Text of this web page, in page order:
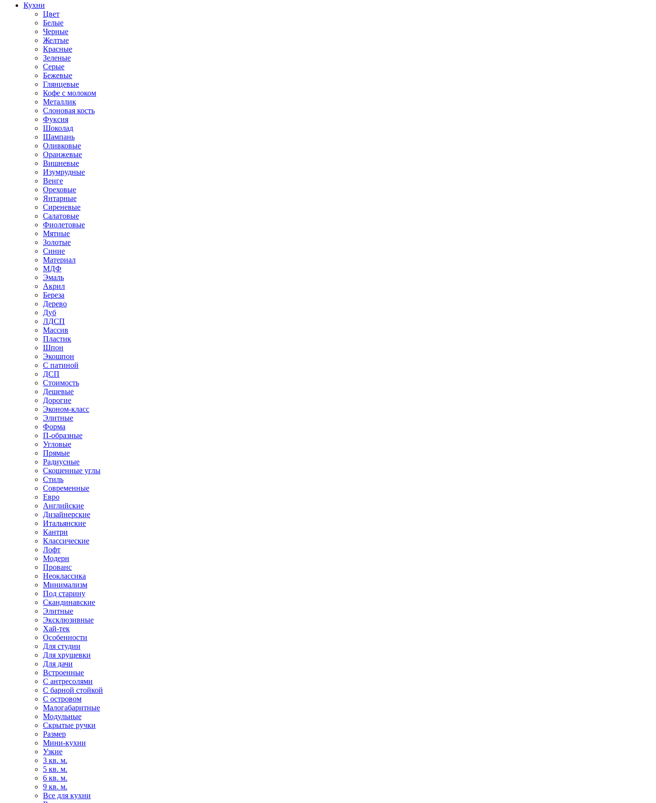
Кухни
Цвет
Белые
Черные
Желтые
Красные
Зеленые
Серые
Бежевые
Глянцевые
Кофе с молоком
Металлик
Слоновая кость
Фуксия
Шоколад
Шампань
Оливковые
Оранжевые
Вишневые
Изумрудные
Венге
Ореховые
Янтарные
Сиреневые
Салатовые
Фиолетовые
Мятные
Золотые
Синие
Материал
МДФ
Эмаль
Акрил
Береза
Дерево
Дуб
ЛДСП
Массив
Пластик
Шпон
Экошпон
С патиной
ДСП
Стоимость
Дешевые
Дорогие
Эконом-класс
Элитные
Форма
П-образные
Угловые
Прямые
Радиусные
Скошенные углы
Стиль
Современные
Евро
Английские
Дизайнерские
Итальянские
Кантри
Классические
Лофт
Модерн
Прованс
Неоклассика
Минимализм
Под старину
Скандинавские
Элитные
Эксклюзивные
Хай-тек
Особенности
Для студии
Для хрущевки
Для дачи
Встроенные
С антресолями
С барной стойкой
С островом
Малогабаритные
Модульные
Скрытые ручки
Размер
Мини-кухни
Узкие
3 кв. м.
5 кв. м.
6 кв. м.
9 кв. м.
Все для кухни